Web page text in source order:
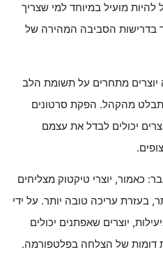
להיות מועיל במיוחד למי שצריך
בדרישות הסביבה המהירה של
יוצרים מתחרים על תשומת הלב
מהקהל. הפקת סרטונים
יכולים לבדל את עצמם
כאמור, יוצרי טיקטוק מצליחים
בעזרת עריכה טובה יותר. על ידי
יוצרים שאפתנים יכולים
דומות של הצלחה בפלטפורמה.